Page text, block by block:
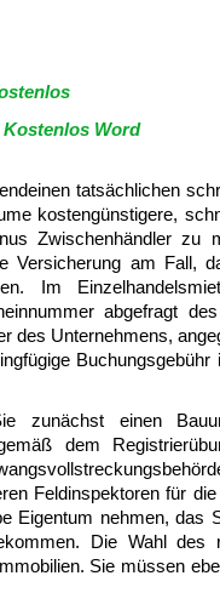
Word
tatsächlichen
kostengünstigere,
Zwischenhändler zu
am Fall,
Im
abgefragt
des Unternehmens,
zunächst einen
dem
Feldinspektoren für
Eigentum nehmen, das
Die Wahl des
Sie müssen